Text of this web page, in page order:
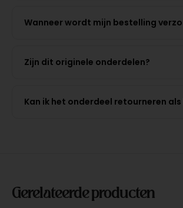
Wanneer wordt mijn bestelling
Zijn dit originele onderdelen?
Kan ik het onderdeel retourneren
Gerelateerde producten